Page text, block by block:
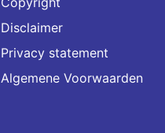
Disclaimer
Privacy statement
Algemene Voorwaarden